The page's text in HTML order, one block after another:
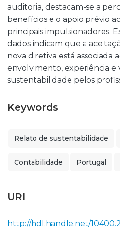
auditoria, destacam-se a
benefícios e o apoio prévio
principais impulsionadores.
dados indicam que a
nova diretiva está associada
envolvimento, experiência e
sustentabilidade pelos
Keywords
Relato de sustentabilidade
Contabilidade Portugal
URI
http://hdl.handle.net/